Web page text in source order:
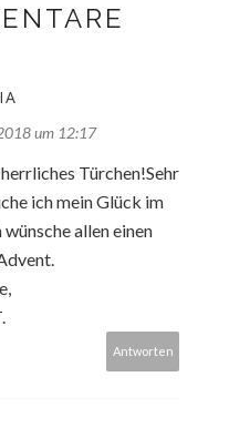
um 12:17
Türchen!Sehr
ich mein Glück im
allen einen
Antworten